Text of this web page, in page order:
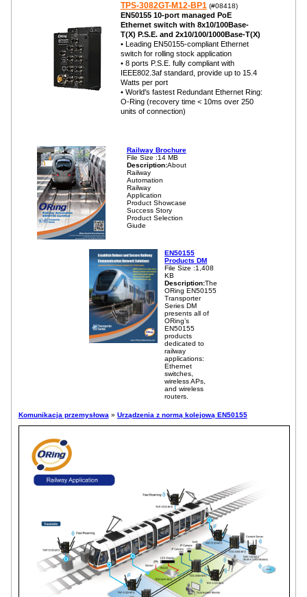
TPS-3082GT-M12-BP1(#08418)
EN50155 10-port managed PoE
Ethernet switch with 8x10/100Base-
T(X) P.S.E. and 2x10/100/1000Base-T(X)
• Leading EN50155-compliant Ethernet
switch for rolling stock application
• 8 ports P.S.E. fully compliant with
IEEE802.3af standard, provide up to 15.4
Watts per port
• World's fastest Redundant Ethernet Ring:
O-Ring (recovery time < 10ms over 250
units of connection)
Railway Brochure
File Size :14 MB
Description:About
Railway
Automation
Railway
Application
Product Showcase
Success Story
Product Selection
Giude
EN50155
Products DM
File Size :1,408
KB
Description:The
ORing EN50155
Transporter
Series DM
presents all of
ORing’s
EN50155
products
dedicated to
railway
applications:
Ethernet
switches,
wireless APs,
and wireless
routers.
Komunikacja przemysłowa» Urządzenia z normą kolejową EN50155